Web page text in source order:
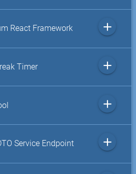
React Framework add
Timer add
add
Service Endpoint add